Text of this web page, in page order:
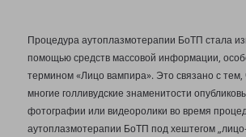
Процедура аутоплазмотерапии БоТП стала
помощью средств массовой информации,
термином «Лицо вампира». Это связано с тем,
многие голливудские знаменитости
фотографии или видеоролики во время
аутоплазмотерапии БоТП под хештегом